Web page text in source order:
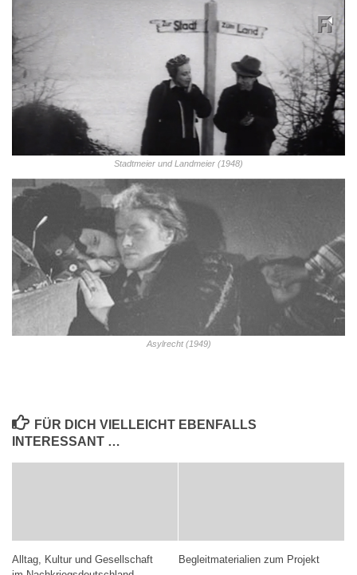
Stadtmeier und Landmeier (1948)
Asylrecht (1949)
FÜR DICH VIELLEICHT EBENFALLS
INTERESSANT …
Alltag, Kultur und Gesellschaft
Begleitmaterialien zum Projekt